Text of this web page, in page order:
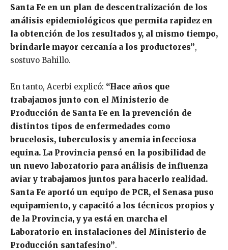
Santa Fe en un plan de descentralización de los
análisis epidemiológicos que permita rapidez en
la obtención de los resultados y, al mismo tiempo,
brindarle mayor cercanía a los productores”,
sostuvo Bahillo.
En tanto, Acerbi explicó: “Hace años que
trabajamos junto con el Ministerio de
Producción de Santa Fe en la prevención de
distintos tipos de enfermedades como
brucelosis, tuberculosis y anemia infecciosa
equina. La Provincia pensó en la posibilidad de
un nuevo laboratorio para análisis de influenza
aviar y trabajamos juntos para hacerlo realidad.
Santa Fe aportó un equipo de PCR, el Senasa puso
equipamiento, y capacitó a los técnicos propios y
de la Provincia, y ya está en marcha el
Laboratorio en instalaciones del Ministerio de
Producción santafesino”.